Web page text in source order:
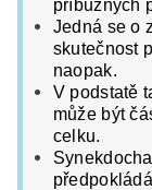
příbuzných
Jedná se o
skutečnost
naopak.
V podstatě
může být
celku.